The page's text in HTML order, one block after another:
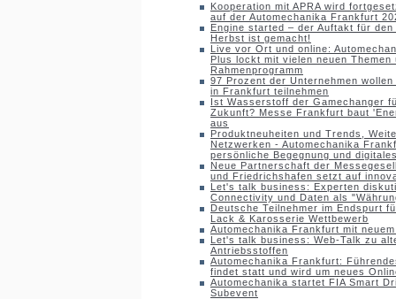
Kooperation mit APRA wird
auf der Automechanika Frankfurt
Engine started – der Auftakt für
Herbst ist gemacht!
Live vor Ort und online:
Plus lockt mit vielen neuen Themen
Rahmenprogramm
97 Prozent der Unternehmen
in Frankfurt teilnehmen
Ist Wasserstoff der Gamechanger
Zukunft? Messe Frankfurt baut
aus
Produktneuheiten und Trends,
Netzwerken - Automechanika
persönliche Begegnung und
Neue Partnerschaft der
und Friedrichshafen setzt auf
Let's talk business: Experten
Connectivity und Daten als
Deutsche Teilnehmer im Endspurt
Lack & Karosserie Wettbewerb
Automechanika Frankfurt mit
Let's talk business: Web-Talk zu
Antriebsstoffen
Automechanika Frankfurt:
findet statt und wird um neues
Automechanika startet FIA Smart
Subevent